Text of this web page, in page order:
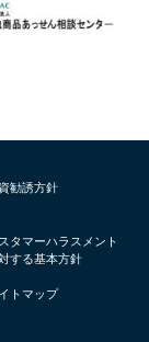
勧誘方針
タマーハラスメント
する基本方針
トマップ